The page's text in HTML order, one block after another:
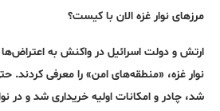
مرزهای نوار غزه الان با کیست؟
ارتش و دولت اسرائیل در واکنش به
نوار غزه، «منطقه‌های امن»‌ را معرفی
شد، چادر و امکانات اولیه خریداری شد و در